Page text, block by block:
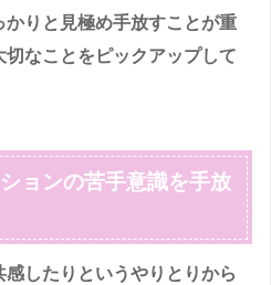
りと見極め手放すことが重
なことをピックアップして
ョンの苦手意識を手放
したりというやりとりから